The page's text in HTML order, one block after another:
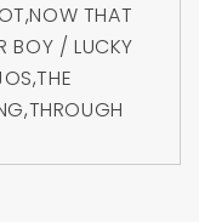
,NOW THAT
BOY / LUCKY
,THE
,THROUGH